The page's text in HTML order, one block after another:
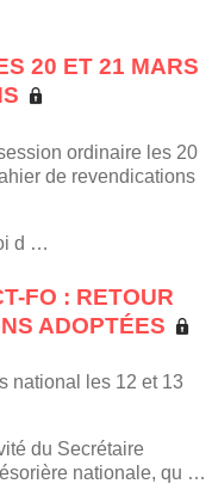
20 ET 21 MARS
ordinaire les 20
de revendications
d …
FO : RETOUR
ADOPTÉES
national les 12 et 13
du Secrétaire
nationale, qu …